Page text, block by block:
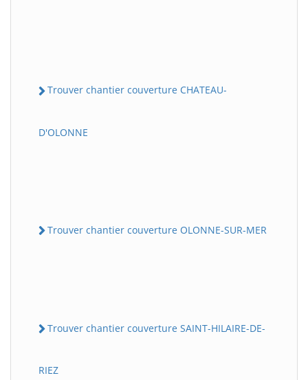
Trouver chantier couverture CHATEAU-
D'OLONNE
Trouver chantier couverture OLONNE-SUR-MER
Trouver chantier couverture SAINT-HILAIRE-DE-
RIEZ